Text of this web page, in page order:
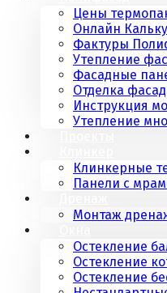
Цены
Онлайн
Фактуры
Утепление
Фасадные
Отделка
Инструкция
Утепление
Клинкерные
Панели с
Монтаж
Остекление
Остекление
Остекление